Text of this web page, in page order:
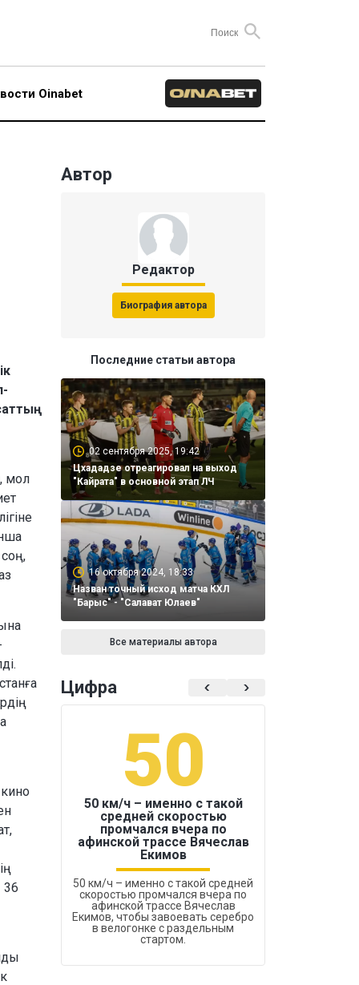
Oinabet
мол
36
Автор
Редактор
Биография автора
Последние статьи автора
02 сентября 2025, 19:42
Цхададзе отреагировал на выход
"Кайрата" в основной этап ЛЧ
16 октября 2024, 18:33
Назван точный исход матча КХЛ
"Барыс" - "Салават Юлаев"
Все материалы автора
Цифра
50
50 км/ч – именно с такой
средней скоростью
промчался вчера по
афинской трассе Вячеслав
Екимов
50 км/ч – именно с такой средней
скоростью промчался вчера по
афинской трассе Вячеслав
Екимов, чтобы завоевать серебро
в велогонке с раздельным
стартом.